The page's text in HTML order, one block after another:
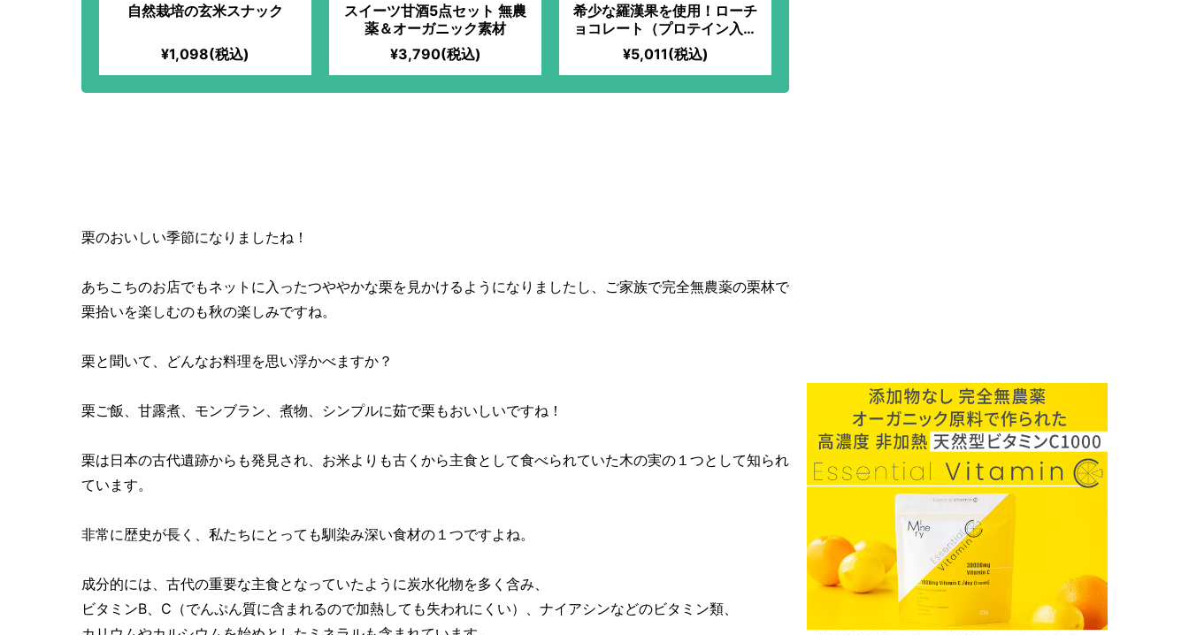
自然栽培の玄米スナック
¥1,098(税込)
スイーツ甘酒5点セット 無農
薬＆オーガニック素材
¥3,790(税込)
希少な羅漢果を使用！ローチ
ョコレート（プロテイン入）
【アーモンド】
¥5,011(税込)
栗のおいしい季節になりましたね！
あちこちのお店でもネットに入ったつややかな栗を見かけるようになりましたし、ご家族で完全無農薬の栗林で
栗拾いを楽しむのも秋の楽しみですね。
栗と聞いて、どんなお料理を思い浮かべますか？
栗ご飯、甘露煮、モンブラン、煮物、シンプルに茹で栗もおいしいですね！
栗は日本の古代遺跡からも発見され、お米よりも古くから主食として食べられていた木の実の１つとして知られ
ています。
非常に歴史が長く、私たちにとっても馴染み深い食材の１つですよね。
成分的には、古代の重要な主食となっていたように炭水化物を多く含み、
ビタミンB、C（でんぷん質に含まれるので加熱しても失われにくい）、ナイアシンなどのビタミン類、